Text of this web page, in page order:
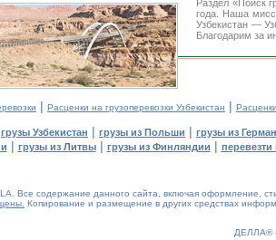
Раздел «Поиск
года. Наша
Узбекистан —
Благодарим за
| Расценки на грузоперевозки Узбекистан |
грузы Узбекистан | грузы из Польши | грузы из
| грузы из Литвы| грузы из Финляндии | перевезти
Все содержание данного сайта, включая оформление,
Копирование и размещение в других средствах